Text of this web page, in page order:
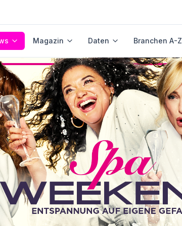
Magazin Daten Branchen A-Z